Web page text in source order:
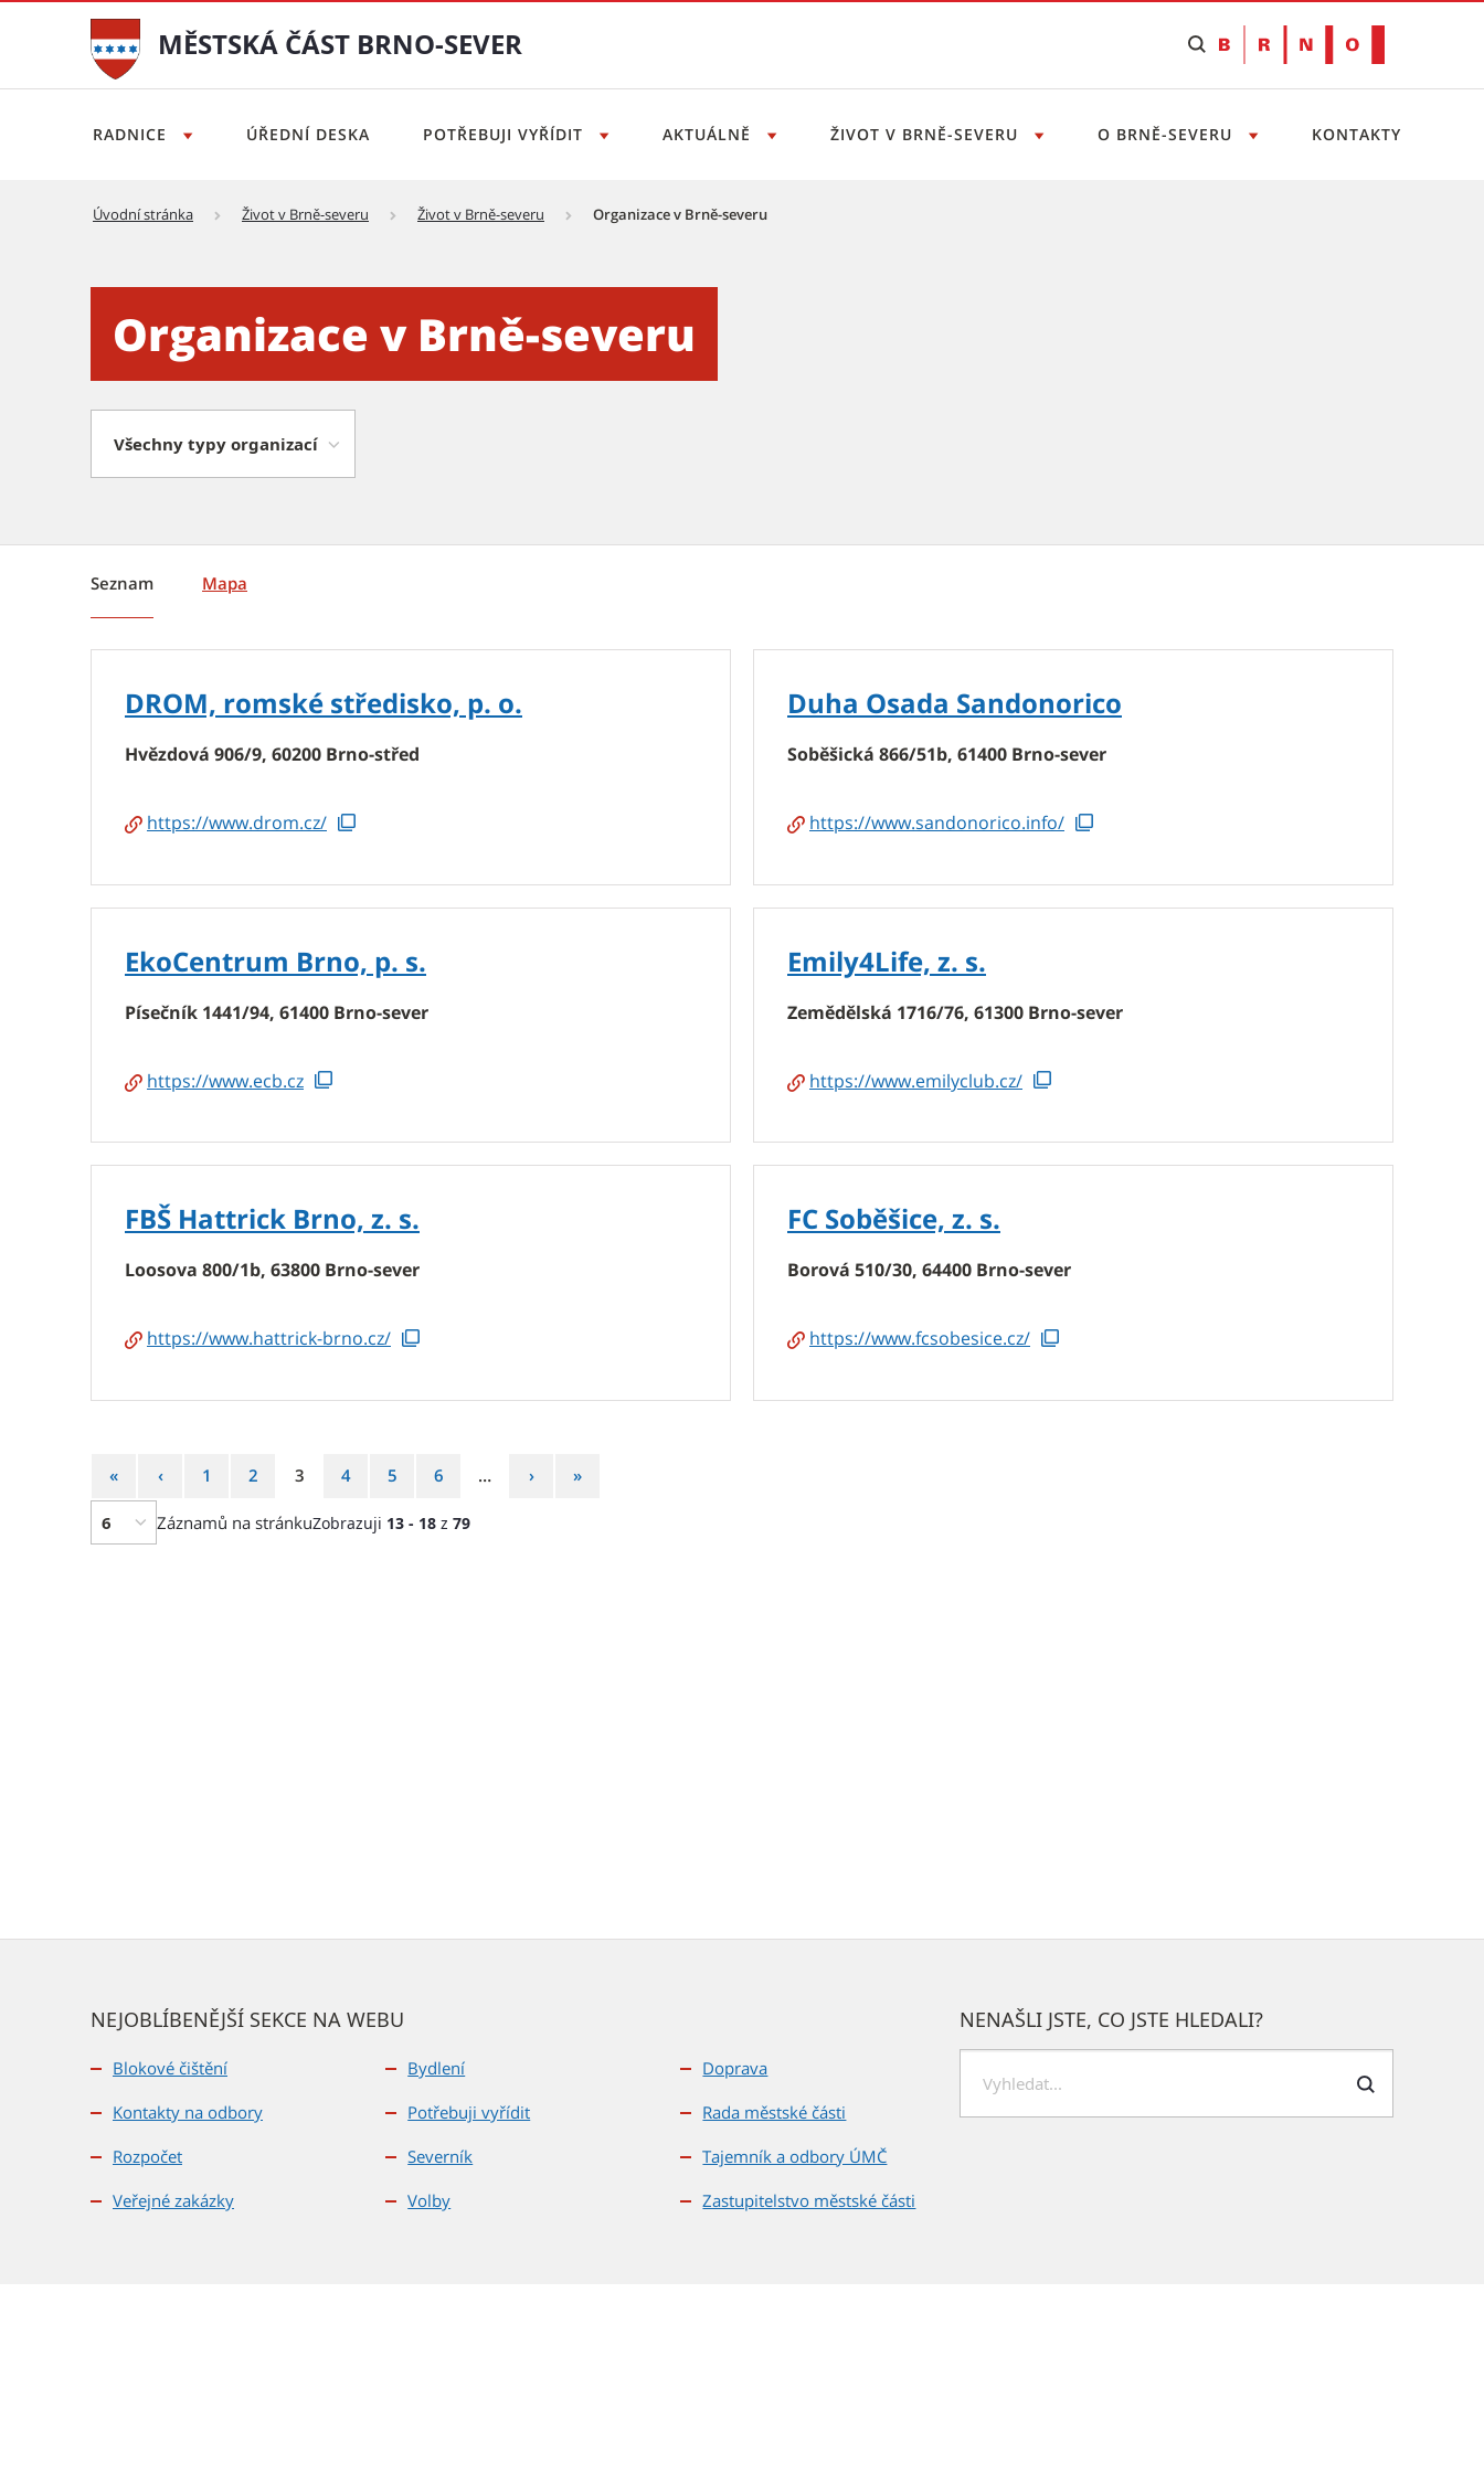
MĚSTSKÁ ČÁST BRNO-SEVER
RADNICE ÚŘEDNÍ DESKA POTŘEBUJI VYŘÍDIT AKTUÁLNĚ ŽIVOT V BRNĚ-SEVERU O BRNĚ-SEVERU KONTAKTY
Úvodní stránka Život v Brně-severu Život v Brně-severu Organizace v Brně-severu
Organizace v Brně-severu
Seznam Mapa
DROM, romské středisko, p. o.
Hvězdová 906/9, 60200 Brno-střed
https://www.drom.cz/
Duha Osada Sandonorico
Soběšická 866/51b, 61400 Brno-sever
https://www.sandonorico.info/
EkoCentrum Brno, p. s.
Písečník 1441/94, 61400 Brno-sever
https://www.ecb.cz
Emily4Life, z. s.
Zemědělská 1716/76, 61300 Brno-sever
https://www.emilyclub.cz/
FBŠ Hattrick Brno, z. s.
Loosova 800/1b, 63800 Brno-sever
https://www.hattrick-brno.cz/
FC Soběšice, z. s.
Borová 510/30, 64400 Brno-sever
https://www.fcsobesice.cz/
«První ‹PředchozíStrana
1 Strana
2 Strana
3 Strana
4 Strana
5 Strana
6 … ›Následující
»Poslední
Záznamů na stránkuZobrazuji 13 - 18 z 79
NEJOBLÍBENĚJŠÍ SEKCE NA WEBU
Blokové čištění
Kontakty na odbory
Rozpočet
Veřejné zakázky
Bydlení
Potřebuji vyřídit
Severník
Volby
Doprava
Rada městské části
Tajemník a odbory ÚMČ
Zastupitelstvo městské části
NENAŠLI JSTE, CO JSTE HLEDALI?